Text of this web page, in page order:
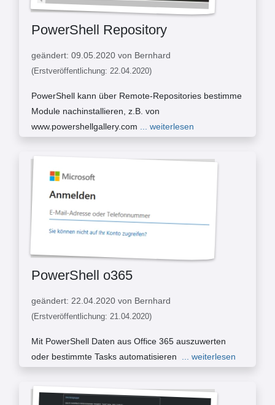
PowerShell Repository
geändert: 09.05.2020 von Bernhard
(Erstveröffentlichung: 22.04.2020)
PowerShell kann über Remote-Repositories bestimme
Module nachinstallieren, z.B. von
www.powershellgallery.com
... weiterlesen
PowerShell o365
geändert: 22.04.2020 von Bernhard
(Erstveröffentlichung: 21.04.2020)
Mit PowerShell Daten aus Office 365 auszuwerten
oder bestimmte Tasks automatisieren
... weiterlesen